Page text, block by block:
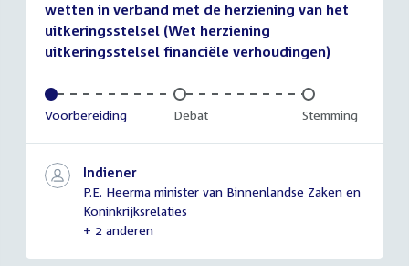
wetten in verband met de herziening van het
uitkeringsstelsel (Wet herziening
uitkeringsstelsel financiële verhoudingen)
Voltooid:
Voorbereiding Onvoltooid:
Debat Onvoltooid:
Stemming
Indiener
P.E. Heerma minister van Binnenlandse Zaken en
Koninkrijksrelaties
+ 2 anderen